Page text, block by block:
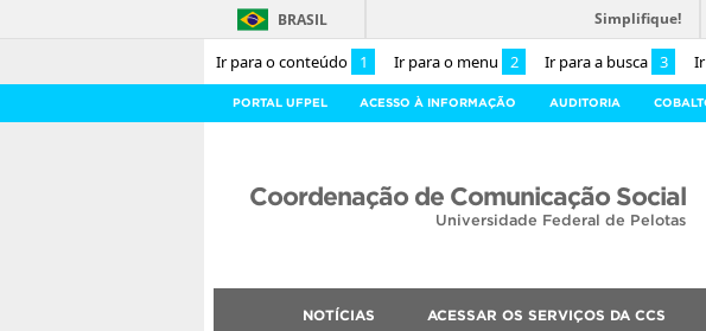
Ir para o conteúdo 1 Ir para o menu 2 Ir para a busca 3
BRASIL Simplifique!
PORTAL UFPEL ACESSO À INFORMAÇÃO AUDITORIA
Coordenação de Comunicação Social
Universidade Federal de Pelotas
NOTÍCIAS ACESSAR OS SERVIÇOS DA CCS